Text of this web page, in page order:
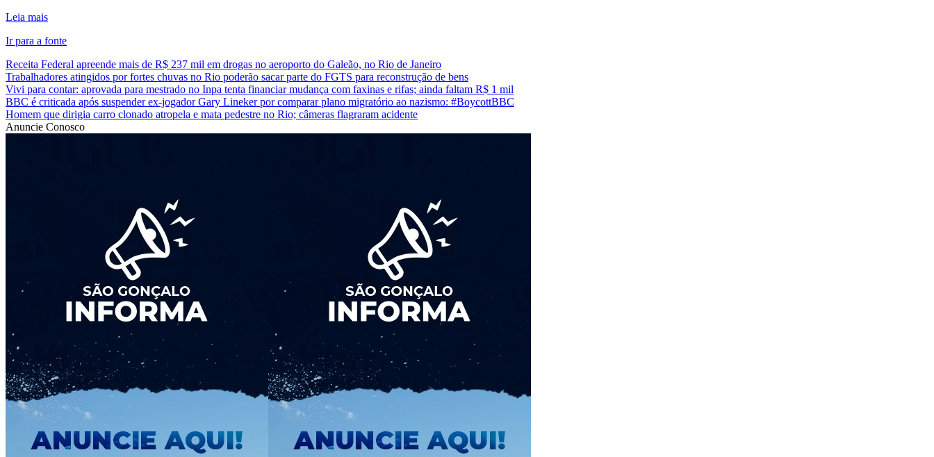
Leia mais
Ir para a fonte
Receita Federal apreende mais de R$ 237 mil em drogas no aeroporto do Galeão, no Rio de Janeiro
Trabalhadores atingidos por fortes chuvas no Rio poderão sacar parte do FGTS para reconstrução de bens
Vivi para contar: aprovada para mestrado no Inpa tenta financiar mudança com faxinas e rifas; ainda faltam R$ 1 mil
BBC é criticada após suspender ex-jogador Gary Lineker por comparar plano migratório ao nazismo: #BoycottBBC
Homem que dirigia carro clonado atropela e mata pedestre no Rio; câmeras flagraram acidente
Anuncie Conosco